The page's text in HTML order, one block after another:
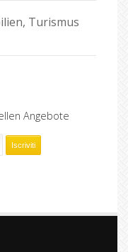
Turismus
Angebote